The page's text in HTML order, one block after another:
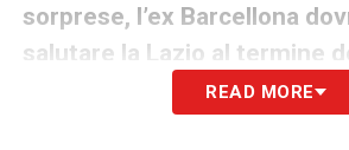
sorprese, l’ex Barcellona
salutare la Lazio al termine
Situazione ancora da definire
READ MORE